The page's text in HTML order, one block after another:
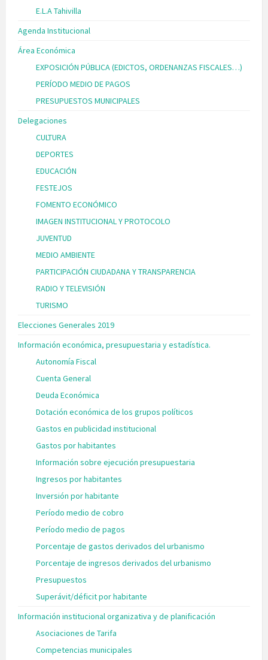
E.L.A Tahivilla
Agenda Institucional
Área Económica
EXPOSICIÓN PÚBLICA (EDICTOS, ORDENANZAS FISCALES…)
PERÍODO MEDIO DE PAGOS
PRESUPUESTOS MUNICIPALES
Delegaciones
CULTURA
DEPORTES
EDUCACIÓN
FESTEJOS
FOMENTO ECONÓMICO
IMAGEN INSTITUCIONAL Y PROTOCOLO
JUVENTUD
MEDIO AMBIENTE
PARTICIPACIÓN CIUDADANA Y TRANSPARENCIA
RADIO Y TELEVISIÓN
TURISMO
Elecciones Generales 2019
Información económica, presupuestaria y estadística.
Autonomía Fiscal
Cuenta General
Deuda Económica
Dotación económica de los grupos políticos
Gastos en publicidad institucional
Gastos por habitantes
Información sobre ejecución presupuestaria
Ingresos por habitantes
Inversión por habitante
Período medio de cobro
Período medio de pagos
Porcentaje de gastos derivados del urbanismo
Porcentaje de ingresos derivados del urbanismo
Presupuestos
Superávit/déficit por habitante
Información institucional organizativa y de planificación
Asociaciones de Tarifa
Competencias municipales